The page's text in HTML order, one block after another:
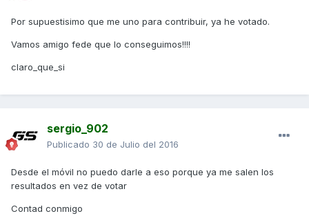
Por supuestisimo que me uno para contribuir, ya he votado.
Vamos amigo fede que lo conseguimos!!!!
claro_que_si
sergio_902
Publicado 30 de Julio del 2016
Desde el móvil no puedo darle a eso porque ya me salen los
resultados en vez de votar
Contad conmigo